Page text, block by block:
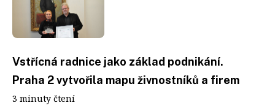
Vstřícná radnice jako základ podnikání.
Praha 2 vytvořila mapu živnostníků a firem
3 minuty čtení